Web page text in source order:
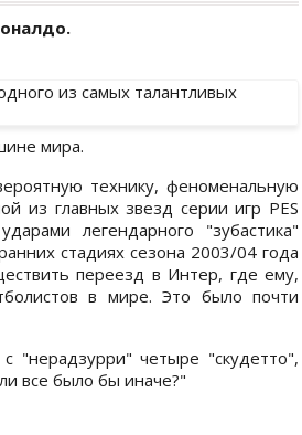
мира.
технику, феноменальную
из главных звезд серии игр PES
легендарного "зубастика"
стадиях сезона 2003/04 года
переезд в Интер, где ему,
в мире. Это было почти
"нерадзурри" четыре "скудетто",
все было бы иначе?"